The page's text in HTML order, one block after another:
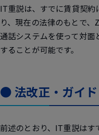
IT重説は、すでに賃貸契
り、現在の法律のもとで
通話システムを使って対
することが可能です。
● 法改正・ガイ
前述のとおり、IT重説は